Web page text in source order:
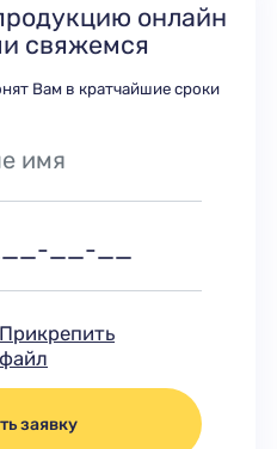
онлайн
свяжемся
Вам в кратчайшие сроки
Прикрепить
файл
заявку